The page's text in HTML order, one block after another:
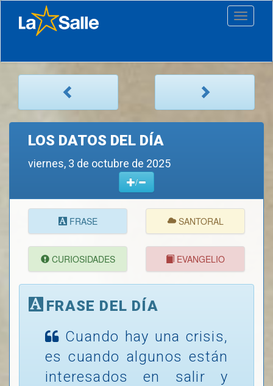
Toggle
LOS DATOS DEL DÍA
viernes, 3 de octubre de 2025
/
FRASE SANTORAL
CURIOSIDADES EVANGELIO
FRASE DEL DÍA
Cuando hay una crisis,
es cuando algunos están
interesados en salir y